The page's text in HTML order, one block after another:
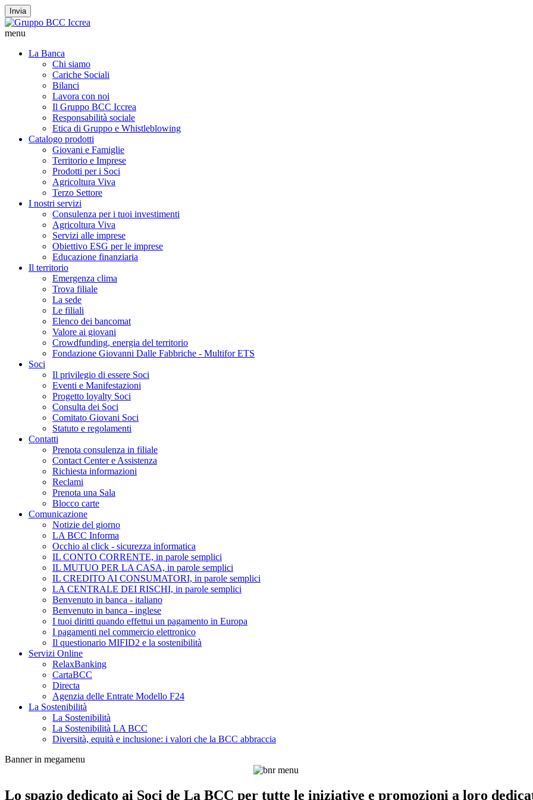
Invia
menu
La Banca
Chi siamo
Cariche Sociali
Bilanci
Lavora con noi
Il Gruppo BCC Iccrea
Responsabilità sociale
Etica di Gruppo e Whistleblowing
Catalogo prodotti
Giovani e Famiglie
Territorio e Imprese
Prodotti per i Soci
Agricoltura Viva
Terzo Settore
I nostri servizi
Consulenza per i tuoi investimenti
Agricoltura Viva
Servizi alle imprese
Obiettivo ESG per le imprese
Educazione finanziaria
Il territorio
Emergenza clima
Trova filiale
La sede
Le filiali
Elenco dei bancomat
Valore ai giovani
Crowdfunding, energia del territorio
Fondazione Giovanni Dalle Fabbriche - Multifor ETS
Soci
Il privilegio di essere Soci
Eventi e Manifestazioni
Progetto loyalty Soci
Consulta dei Soci
Comitato Giovani Soci
Statuto e regolamenti
Contatti
Prenota consulenza in filiale
Contact Center e Assistenza
Richiesta informazioni
Reclami
Prenota una Sala
Blocco carte
Comunicazione
Notizie del giorno
LA BCC Informa
Occhio al click - sicurezza informatica
IL CONTO CORRENTE, in parole semplici
IL MUTUO PER LA CASA, in parole semplici
IL CREDITO AI CONSUMATORI, in parole semplici
LA CENTRALE DEI RISCHI, in parole semplici
Benvenuto in banca - italiano
Benvenuto in banca - inglese
I tuoi diritti quando effettui un pagamento in Europa
I pagamenti nel commercio elettronico
Il questionario MIFID2 e la sostenibilità
Servizi Online
RelaxBanking
CartaBCC
Directa
Agenzia delle Entrate Modello F24
La Sostenibilità
La Sostenibilità
La Sostenibilità LA BCC
Diversità, equità e inclusione: i valori che la BCC abbraccia
Banner in megamenu
Lo spazio dedicato ai Soci de La BCC per tutte le iniziative e promozioni a loro